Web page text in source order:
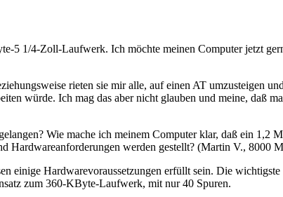
5 1/4-Zoll-Laufwerk. Ich möchte meinen Computer jetzt
rieten sie mir alle, auf einen AT umzusteigen
würde. Ich mag das aber nicht glauben und meine, daß
Wie mache ich meinem Computer klar, daß ein
Hardwareanforderungen werden gestellt? (Martin V., 8000
einige Hardwarevoraussetzungen erfüllt sein. Die
zum 360-KByte-Laufwerk, mit nur 40 Spuren.